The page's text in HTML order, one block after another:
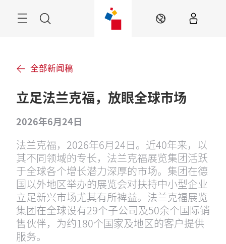
菜
ZH
全部新闻稿
立足法兰克福，放眼全球市场
2026年6月24日
法兰克福，2026年6月24日。近40年来，以
其不同领域的专长，法兰克福展览集团活跃
于全球各个增长潜力深厚的市场。集团在德
国以外地区举办的展览会对扶持中小型企业
立足新兴市场尤其有所裨益。法兰克福展览
集团在全球设有29个子公司及50余个国际销
售伙伴，为约180个国家及地区的客户提供
服务。